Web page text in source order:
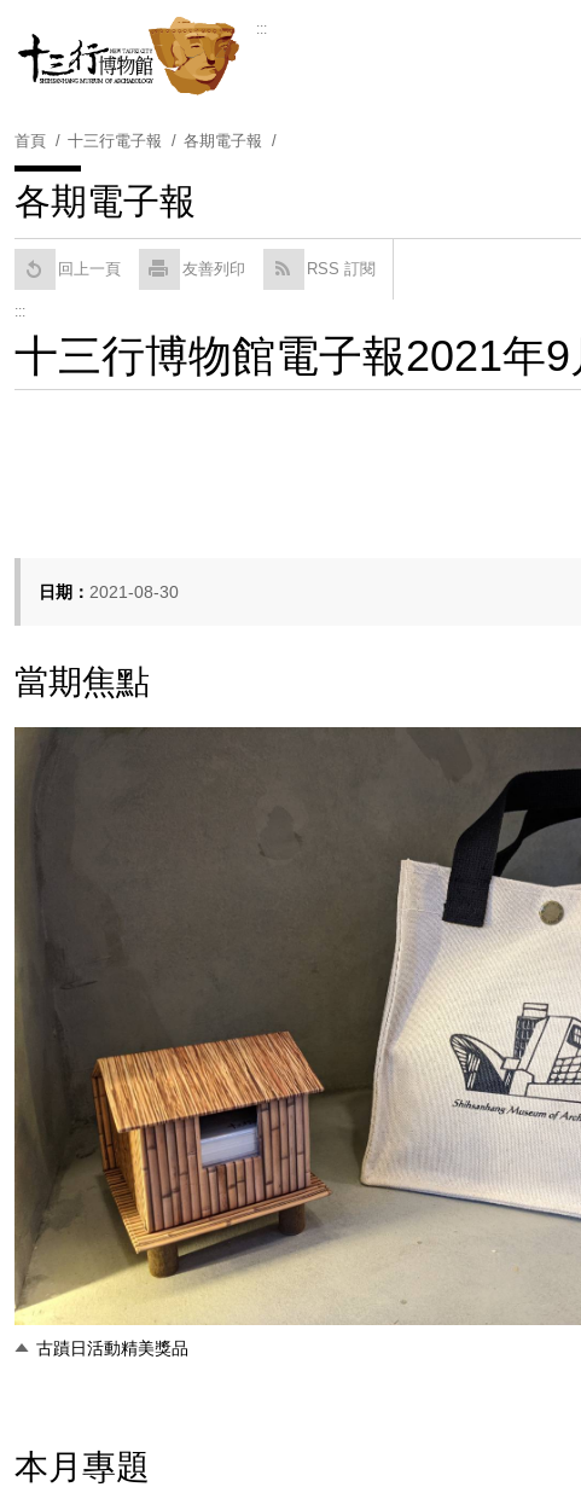
:::
Powered by
首頁 十三行電子報 各期電子報
各期電子報
回上一頁 友善列印 RSS 訂閱
:::
十三行博物館電子報2021年
日期： 2021-08-30
當期焦點
古蹟日活動精美獎品
本月專題